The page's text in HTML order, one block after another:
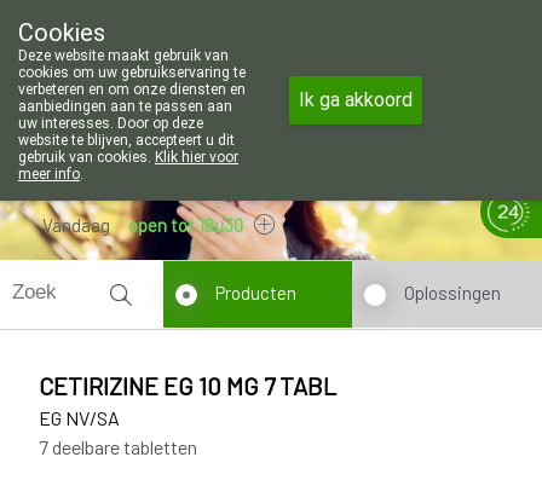
011/606002
Vandaag open tot 18u30
Producten Oplossingen
CETIRIZINE EG 10 MG 7 TABL
EG NV/SA
7 deelbare tabletten
Cookies
Deze website maakt gebruik van
cookies om uw gebruikservaring te
verbeteren en om onze diensten en
aanbiedingen aan te passen aan
uw interesses. Door op deze
website te blijven, accepteert u dit
gebruik van cookies. Klik hier voor
meer info.
Ik ga akkoord